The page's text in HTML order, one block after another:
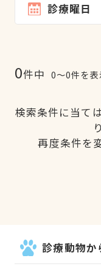
診療曜日
0件中 0〜0件を表
検索条件に当て
再度条件を
診療動物か